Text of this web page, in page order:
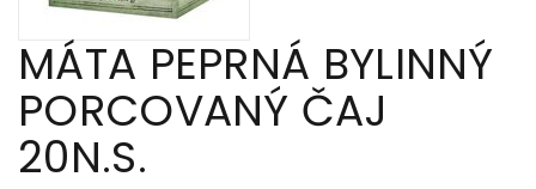
MÁTA PEPRNÁ BYLINNÝ
PORCOVANÝ ČAJ
20N.S.